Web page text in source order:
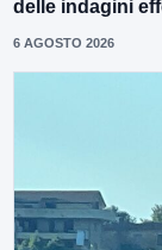
delle indagini
6 AGOSTO 2026